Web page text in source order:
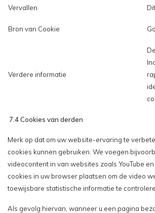
Vervallen
Bron van Cookie
Verdere informatie
7.4 Cookies van derden
Merk op dat om uw website-ervaring te
cookies kunnen gebruiken. We voegen
videocontent in van websites zoals YouTube en
cookies in uw browser plaatsen om de video
toewijsbare statistische informatie te
Als gevolg hiervan, wanneer u een pagina